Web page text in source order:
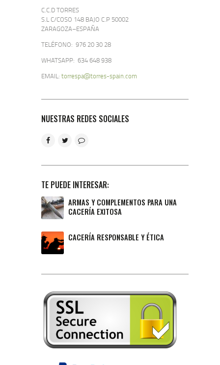
C.C.D TORRES
S.L C/COSO 148 BAJO C.P 50002
ZARAGOZA–ESPAÑA
TELÉFONO: 976 20 30 28
WHATSAPP: 634 648 938
EMAIL: torrespa@torres-spain.com
NUESTRAS REDES SOCIALES
TE PUEDE INTERESAR:
ARMAS Y COMPLEMENTOS PARA UNA
CACERÍA EXITOSA
CACERÍA RESPONSABLE Y ÉTICA